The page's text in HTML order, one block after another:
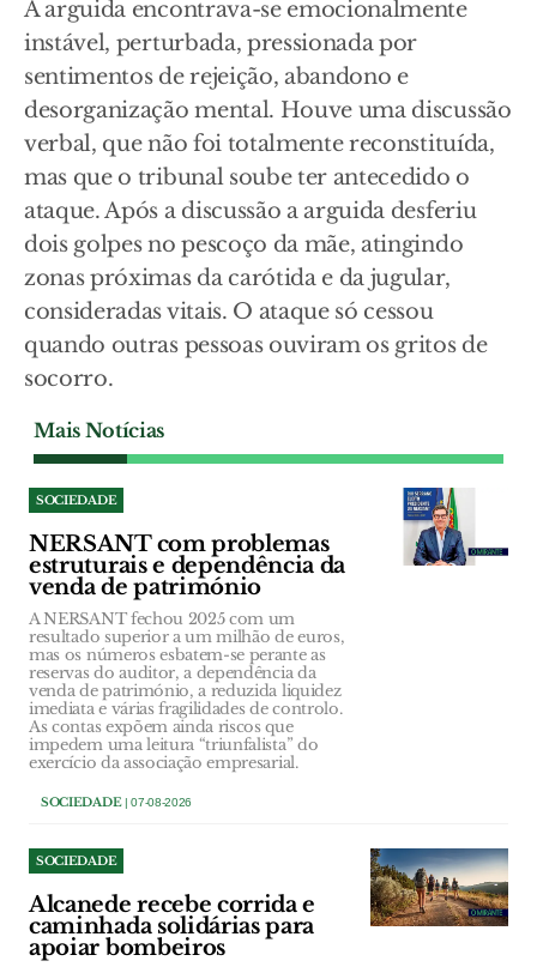
A arguida encontrava-se emocionalmente
instável, perturbada, pressionada por
sentimentos de rejeição, abandono e
desorganização mental. Houve uma discussão
verbal, que não foi totalmente reconstituída,
mas que o tribunal soube ter antecedido o
ataque. Após a discussão a arguida desferiu
dois golpes no pescoço da mãe, atingindo
zonas próximas da carótida e da jugular,
consideradas vitais. O ataque só cessou
quando outras pessoas ouviram os gritos de
socorro.
Mais Notícias
SOCIEDADE
NERSANT com problemas
estruturais e dependência da
venda de património
A NERSANT fechou 2025 com um
resultado superior a um milhão de euros,
mas os números esbatem-se perante as
reservas do auditor, a dependência da
venda de património, a reduzida liquidez
imediata e várias fragilidades de controlo.
As contas expõem ainda riscos que
impedem uma leitura “triunfalista” do
exercício da associação empresarial.
SOCIEDADE| 07-08-2026
SOCIEDADE
Alcanede recebe corrida e
caminhada solidárias para
apoiar bombeiros